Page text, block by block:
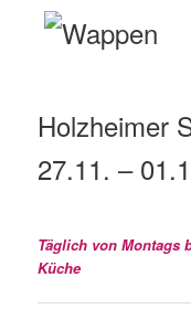
Holzheimer
27.11. –
Täglich von Montags
Küche